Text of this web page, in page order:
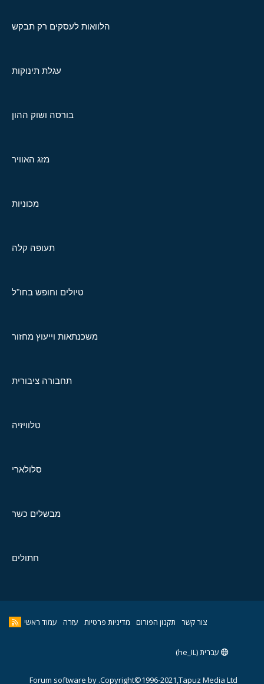
הלוואות לעסקים רק תבקש
עגלת תינוקות
בורסה ושוק ההון
מזג האוויר
מכוניות
תעופה קלה
טיולים וחופש בחו"ל
משכנתאות וייעוץ מחזור
תחבורה ציבורית
טלוויזיה
סלולארי
מבשלים כשר
חתולים
צור קשר תקנון הפורום מדיניות פרטיות עזרה עמוד ראשי
עברית (he_IL)
Copyright©1996-2021,Tapuz Media Ltd.
Forum software by